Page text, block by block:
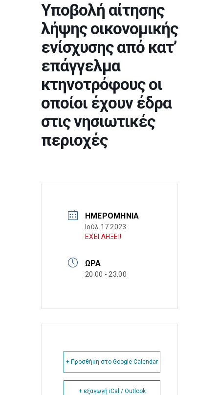
Υποβολή αίτησης
λήψης οικονομικής
ενίσχυσης από κατ’
επάγγελμα
κτηνοτρόφους οι
οποίοι έχουν έδρα
στις νησιωτικές
περιοχές
ΗΜΕΡΟΜΗΝΊΑ
Ιούλ 17 2023
ΕΧΕΙ ΛΗΞΕΙ!
ΏΡΑ
20:00 - 23:00
+ Προσθήκη στο Google Calendar
+ εξαγωγή iCal / Outlook